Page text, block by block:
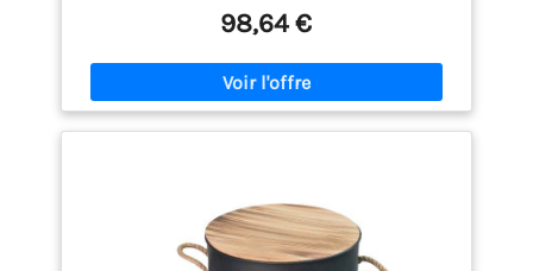
grande plaque de sable, un lavabo, un tonneau, un
panier de tonneau, une pelle à sable, une fourche et
30 accessoires en bois pour décorer votre jeu de
boîte à sable. Ce jeu en plein air favorise le
développement et les sens de l'enfant en touchant
différentes surfaces comme le sable et le bois.
et explorer. C'est un excellent cadeau pour les
enfants à partir de 3 ans.
98,64 €